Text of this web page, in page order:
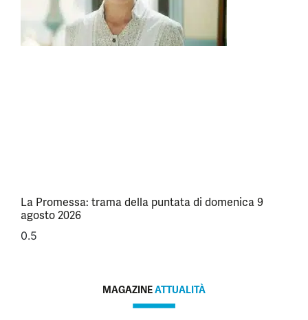
La Promessa: trama della puntata di domenica 9
agosto 2026
MAGAZINEATTUALITÀ